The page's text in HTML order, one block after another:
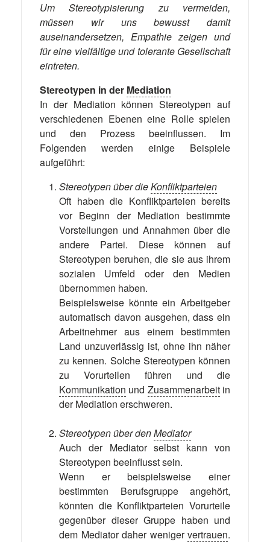
Um Stereotypisierung zu vermeiden,
müssen wir uns bewusst damit
auseinandersetzen, Empathie zeigen und
für eine vielfältige und tolerante Gesellschaft
eintreten.
Stereotypen in der Mediation
In der Mediation können Stereotypen auf
verschiedenen Ebenen eine Rolle spielen
und den Prozess beeinflussen. Im
Folgenden werden einige Beispiele
aufgeführt:
Stereotypen über dieKonfliktparteien
Oft haben die Konfliktparteien bereits
vor Beginn der Mediation bestimmte
Vorstellungen und Annahmen über die
andere Partei. Diese können auf
Stereotypen beruhen, die sie aus ihrem
sozialen Umfeld oder den Medien
übernommen haben.
Beispielsweise könnte ein Arbeitgeber
automatisch davon ausgehen, dass ein
Arbeitnehmer aus einem bestimmten
Land unzuverlässig ist, ohne ihn näher
zu kennen. Solche Stereotypen können
zu Vorurteilen führen und die
Kommunikation und Zusammenarbeitin
der Mediation erschweren.
Stereotypen über denMediator
Auch der Mediator selbst kann von
Stereotypen beeinflusst sein.
Wenn er beispielsweise einer
bestimmten Berufsgruppe angehört,
könnten die Konfliktparteien Vorurteile
gegenüber dieser Gruppe haben und
dem Mediator daher wenigervertrauen.